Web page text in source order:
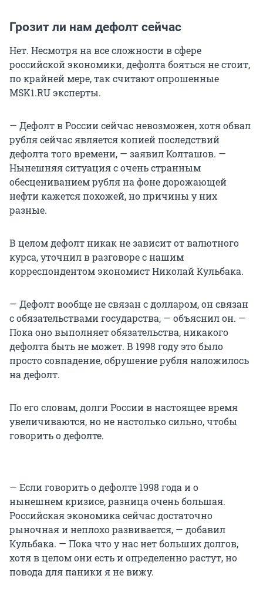
Грозит ли нам дефолт сейчас
Нет. Несмотря на все сложности в сфере
российской экономики, дефолта бояться не стоит,
по крайней мере, так считают опрошенные
MSK1.RU эксперты.
— Дефолт в России сейчас невозможен, хотя обвал
рубля сейчас является копией последствий
дефолта того времени, — заявил Колташов. —
Нынешняя ситуация с очень странным
обесцениванием рубля на фоне дорожающей
нефти кажется похожей, но причины у них
разные.
В целом дефолт никак не зависит от валютного
курса, уточнил в разговоре с нашим
корреспондентом экономист Николай Кульбака.
— Дефолт вообще не связан с долларом, он связан
с обязательствами государства, — объяснил он. —
Пока оно выполняет обязательства, никакого
дефолта быть не может. В 1998 году это было
просто совпадение, обрушение рубля наложилось
на дефолт.
По его словам, долги России в настоящее время
увеличиваются, но не настолько сильно, чтобы
говорить о дефолте.
— Если говорить о дефолте 1998 года и о
нынешнем кризисе, разница очень большая.
Российская экономика сейчас достаточно
рыночная и неплохо развивается, — добавил
Кульбака. — Пока что у нас нет больших долгов,
хотя в целом они есть и определенно растут, но
повода для паники я не вижу.